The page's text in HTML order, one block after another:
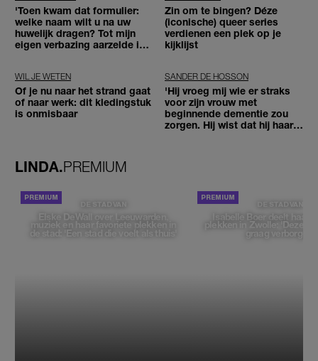
'Toen kwam dat formulier:
welke naam wilt u na uw
huwelijk dragen? Tot mijn
eigen verbazing aarzelde ik
Zin om te bingen? Déze
(iconische) queer series
verdienen een plek op je
kijklijst
WIL JE WETEN
Of je nu naar het strand gaat
of naar werk: dit kledingstuk
is onmisbaar
SANDER DE HOSSON
'Hij vroeg mij wie er straks
voor zijn vrouw met
beginnende dementie zou
zorgen. Hij wist dat hij haar
LINDA.PREMIUM
DE STAD VAN
Elske DeWall over Leeuwarden,
muziek en haar favoriete plekken in
de stad: 'Een stad die voelt als thuis'
DE STAD VAN
Isabelle Boer deelt haar
plekken in Zwolle: 'Deze
graag verborgen'